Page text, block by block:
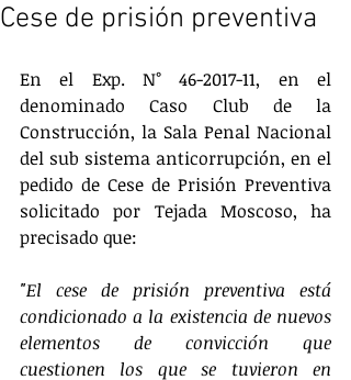
Cese de prisión preventiva
En el Exp. N° 46-2017-11, en el
denominado Caso Club de la
Construcción, la Sala Penal Nacional
del sub sistema anticorrupción, en el
pedido de Cese de Prisión Preventiva
solicitado por Tejada Moscoso, ha
precisado que:
"El cese de prisión preventiva está
condicionado a la existencia de nuevos
elementos de convicción que
cuestionen los que se tuvieron en